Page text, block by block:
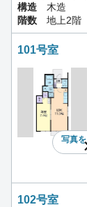
構造
木造
階数
地上2階
101号室
写真を
102号室